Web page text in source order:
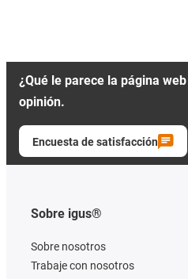
¿Qué le parece la página
opinión.
Encuesta de satisfacción
Sobre igus®
Sobre nosotros
Trabaje con nosotros